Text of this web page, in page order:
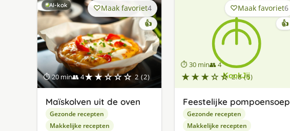
AI-kok
⏱ 20 min👥 4★★☆☆☆ 2 (2)
Maak favoriet4
👍
Maïskolven uit de oven
Gezonde recepten
Makkelijke recepten
⏱ 30 min👥 4
★★★☆☆ 2.8 (5)
Maak favoriet6
👍
Feestelijke pompoensoep
Gezonde recepten
Makkelijke recepten